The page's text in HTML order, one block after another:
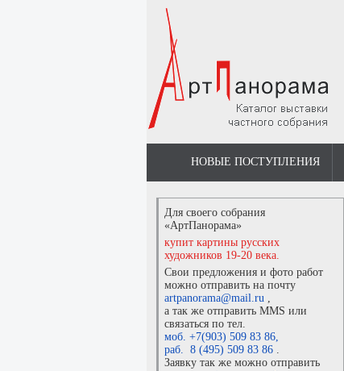
НОВЫЕ ПОСТУПЛЕНИЯ
Для своего собрания
«АртПанорама»
купит картины русских
художников 19-20 века.
Свои предложения и фото работ
можно отправить на почту
artpanorama@mail.ru ,
а так же отправить MMS или
связаться по тел.
моб. +7(903) 509 83 86,
раб. 8 (495) 509 83 86 .
Заявку так же можно отправить